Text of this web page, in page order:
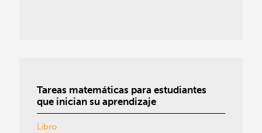
Tareas matemáticas para estudiantes
que inician su aprendizaje
Libro